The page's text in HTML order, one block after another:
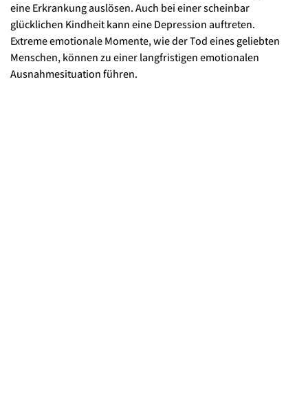
eine Erkrankung auslösen. Auch bei einer scheinbar
glücklichen Kindheit kann eine Depression auftreten.
Extreme emotionale Momente, wie der Tod eines geliebten
Menschen, können zu einer langfristigen emotionalen
Ausnahmesituation führen.